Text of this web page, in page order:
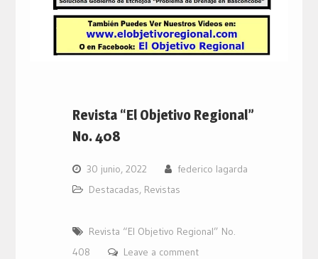
Revista “El Objetivo Regional”
No. 408
30 junio, 2022
federico lagarda
Destacadas, Revistas
Revista “El Objetivo Regional” No.
408
Leave a comment